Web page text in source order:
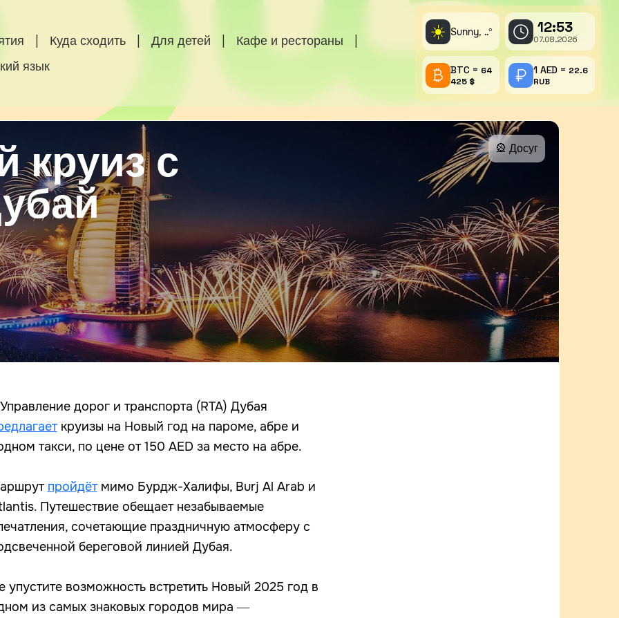
Куда сходить Для детей Кафе и рестораны
язык
☀️ Sunny, ..° 12:53
07.08.2026
BTC = 64
425 $
1 AED = 22.6
RUB
круиз с 🎡 Досуг
дорог и транспорта (RTA) Дубая
круизы на Новый год на пароме, абре и
такси, по цене от 150 AED за место на абре.
пройдётмимо Бурдж-Халифы, Burj Al Arab и
Путешествие обещает незабываемые
сочетающие праздничную атмосферу с
береговой линией Дубая.
упустите возможность встретить Новый 2025 год в
из самых знаковых городов мира —